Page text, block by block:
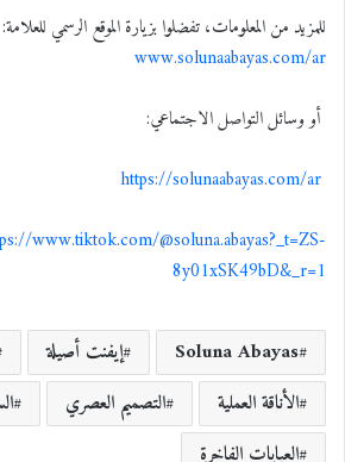
للمزيد من المعلومات، تفضلوا بزيارة الموقع الرسمي للعلامة:
www.solunaabayas.com/ar
أو وسائل التواصل الاجتماعي:
https://solunaabayas.com/ar
www.tiktok.com/@soluna.abayas?_t=ZS-
8y01xSK49bD&_r=1
Soluna Abayas إيفنت أصيلة
الأناقة العملية
التصميم العصري
العبايات الفاخرة